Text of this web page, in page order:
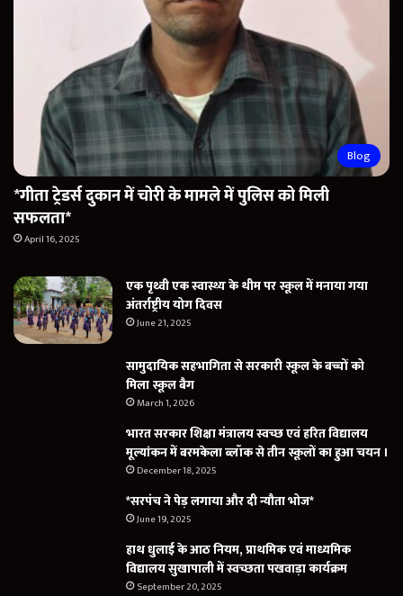
Blog
*गीता ट्रेडर्स दुकान में चोरी के मामले में पुलिस को मिली
सफलता*
April 16, 2025
एक पृथ्वी एक स्वास्थ्य के थीम पर स्कूल में मनाया गया
अंतर्राष्ट्रीय योग दिवस
June 21, 2025
सामुदायिक सहभागिता से सरकारी स्कूल के बच्चों को
मिला स्कूल बैग
March 1, 2026
भारत सरकार शिक्षा मंत्रालय स्वच्छ एवं हरित विद्यालय
मूल्यांकन में बरमकेला ब्लॉक से तीन स्कूलों का हुआ चयन ।
December 18, 2025
*सरपंच ने पेड़ लगाया और दी न्यौता भोज*
June 19, 2025
हाथ धुलाई के आठ नियम, प्राथमिक एवं माध्यमिक
विद्यालय सुखापाली में स्वच्छता पखवाड़ा कार्यक्रम
September 20, 2025